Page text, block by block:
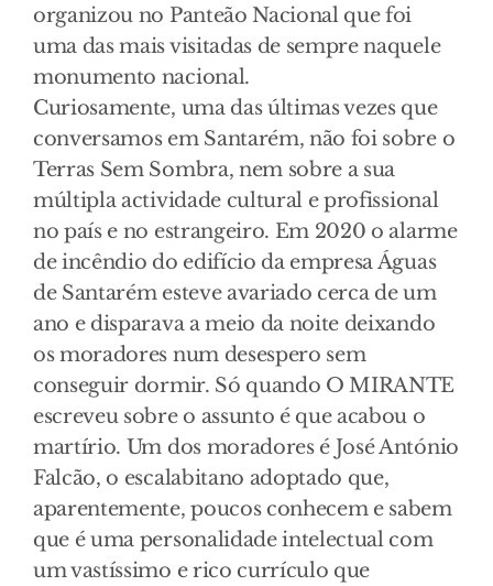
organizou no Panteão Nacional que foi
uma das mais visitadas de sempre naquele
monumento nacional.
Curiosamente, uma das últimas vezes que
conversamos em Santarém, não foi sobre o
Terras Sem Sombra, nem sobre a sua
múltipla actividade cultural e profissional
no país e no estrangeiro. Em 2020 o alarme
de incêndio do edifício da empresa Águas
de Santarém esteve avariado cerca de um
ano e disparava a meio da noite deixando
os moradores num desespero sem
conseguir dormir. Só quando O MIRANTE
escreveu sobre o assunto é que acabou o
martírio. Um dos moradores é José António
Falcão, o escalabitano adoptado que,
aparentemente, poucos conhecem e sabem
que é uma personalidade intelectual com
um vastíssimo e rico currículo que